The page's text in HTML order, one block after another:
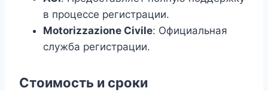
в процессе регистрации.
Motorizzazione Civile: Официальная
служба регистрации.
Стоимость и сроки